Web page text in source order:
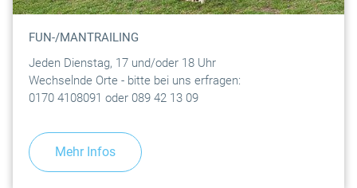
FUN-/MANTRAILING
Jeden Dienstag, 17 und/oder 18 Uhr
Wechselnde Orte - bitte bei uns erfragen:
0170 4108091 oder 089 42 13 09
Mehr Infos